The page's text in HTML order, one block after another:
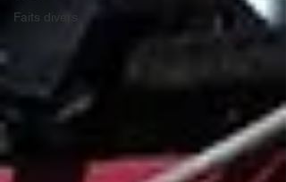
Faits divers